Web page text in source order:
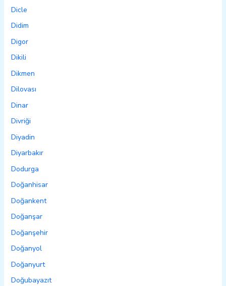
Dicle
Didim
Digor
Dikili
Dikmen
Dilovası
Dinar
Divriği
Diyadin
Diyarbakır
Dodurga
Doğanhisar
Doğankent
Doğanşar
Doğanşehir
Doğanyol
Doğanyurt
Doğubayazıt